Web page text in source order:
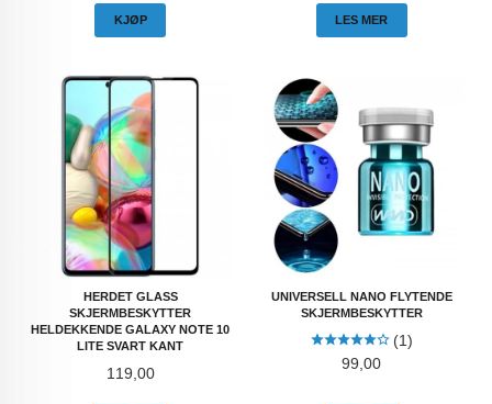
KJØP LES MER
HERDET GLASS
SKJERMBESKYTTER
HELDEKKENDE GALAXY NOTE 10
LITE SVART KANT
Pris
119,00
UNIVERSELL NANO FLYTENDE
SKJERMBESKYTTER
(1)
Pris
99,00